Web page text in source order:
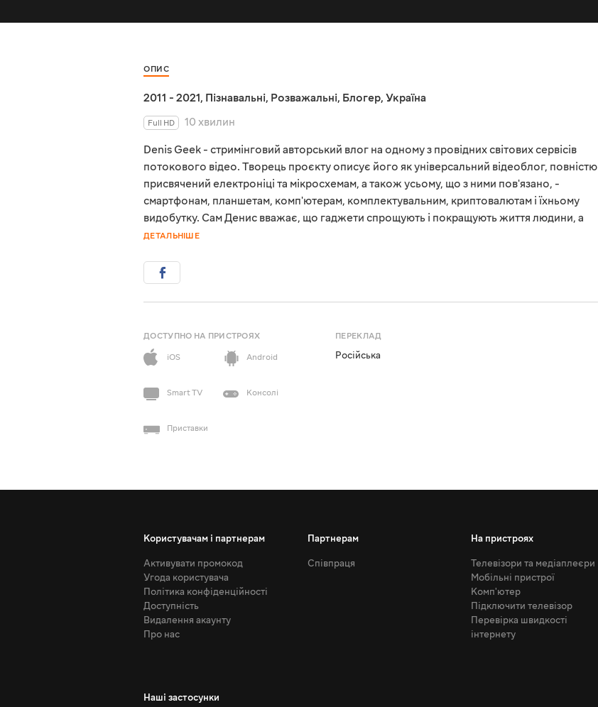
DIY
ОПИС
2011 - 2021, Пізнавальні, Розважальні, Блогер, Україна
Full HD
10 хвилин
Denis Geek - стримінговий авторський влог на одному з провідних світових сервісів
потокового відео. Творець проєкту описує його як універсальний відеоблог, повністю
присвячений електроніці та мікросхемам, а також усьому, що з ними пов'язано, -
смартфонам, планшетам, комп'ютерам, комплектувальним, криптовалютам і їхньому
видобутку. Сам Денис вважає, що гаджети спрощують і покращують життя людини, а
ДЕТАЛЬНІШЕ
ДОСТУПНО НА ПРИСТРОЯХ
iOS
Android
Smart TV Консолі
Приставки
ПЕРЕКЛАД
Російська
Користувачам і партнерам
Активувати промокод
Угода користувача
Політика конфіденційності
Доступність
Видалення акаунту
Про нас
Партнерам
Співпраця
На пристроях
Телевізори та медіаплеєри
Мобільні пристрої
Комп'ютер
Підключити телевізор
Перевірка швидкості
інтернету
Наші застосунки